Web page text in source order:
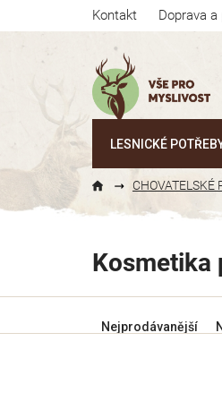
Kontakt Doprava a
LESNICKÉ
CHOVATELSKÉ
Kosmetika
aNejprodávanější